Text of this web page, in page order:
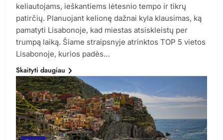
keliautojams, ieškantiems lėtesnio tempo ir tikrų
patirčių. Planuojant kelionę dažnai kyla klausimas, ką
pamatyti Lisabonoje, kad miestas atsiskleistų per
trumpą laiką. Šiame straipsnyje atrinktos TOP 5 vietos
Lisabonoje, kurios padės…
Skaityti daugiau